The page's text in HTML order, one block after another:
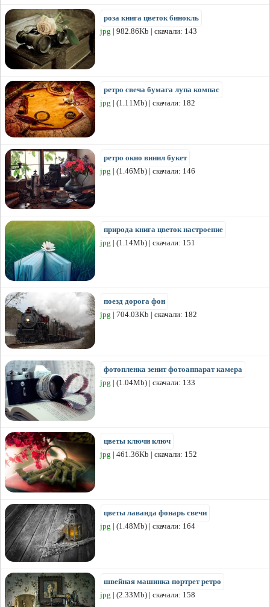
роза книга цветок бинокль
jpg | 982.86Kb | скачали: 143
ретро свеча бумага лупа компас
jpg | (1.11Mb) | скачали: 182
ретро окно винил букет
jpg | (1.46Mb) | скачали: 146
природа книга цветок настроение
jpg | (1.14Mb) | скачали: 151
поезд дорога фон
jpg | 704.03Kb | скачали: 182
фотопленка зенит фотоаппарат камера
jpg | (1.04Mb) | скачали: 133
цветы ключи ключ
jpg | 461.36Kb | скачали: 152
цветы лаванда фонарь свечи
jpg | (1.48Mb) | скачали: 164
швейная машинка портрет ретро
jpg | (2.33Mb) | скачали: 158